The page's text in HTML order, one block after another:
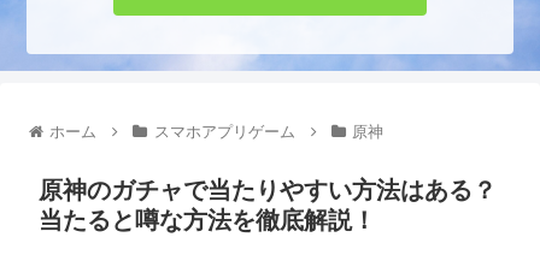
ホーム スマホアプリゲーム 原神
原神のガチャで当たりやすい方法はある？
当たると噂な方法を徹底解説！